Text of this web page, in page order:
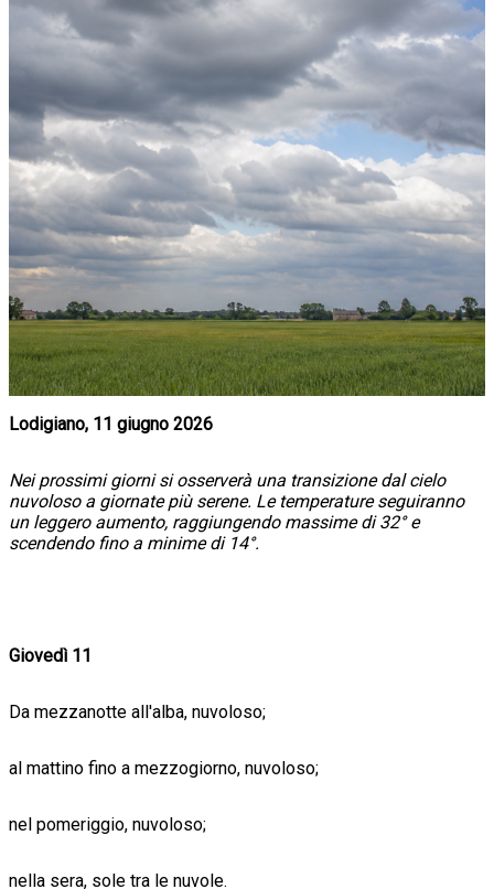
Lodigiano, 11 giugno 2026
Nei prossimi giorni si osserverà una transizione dal cielo
nuvoloso a giornate più serene. Le temperature seguiranno
un leggero aumento, raggiungendo massime di 32° e
scendendo fino a minime di 14°.
Giovedì 11
Da mezzanotte all'alba, nuvoloso;
al mattino fino a mezzogiorno, nuvoloso;
nel pomeriggio, nuvoloso;
nella sera, sole tra le nuvole.